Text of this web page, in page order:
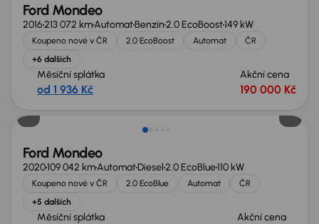
Ford Mondeo
2016213 072 kmAutomatBenzín2.0 EcoBoost149 kW
Koupeno nové v ČR 2.0 EcoBoost Automat
ČR
+6 dalších
Měsíční splátka
od 1 936 Kč
Akční cena
190 000 Kč
Možnost odpočtu DPH
Ford Mondeo
2020109 042 kmAutomatDiesel2.0 EcoBlue110 kW
Koupeno nové v ČR 2.0 EcoBlue Automat
ČR
+5 dalších
Měsíční splátka Akční cena